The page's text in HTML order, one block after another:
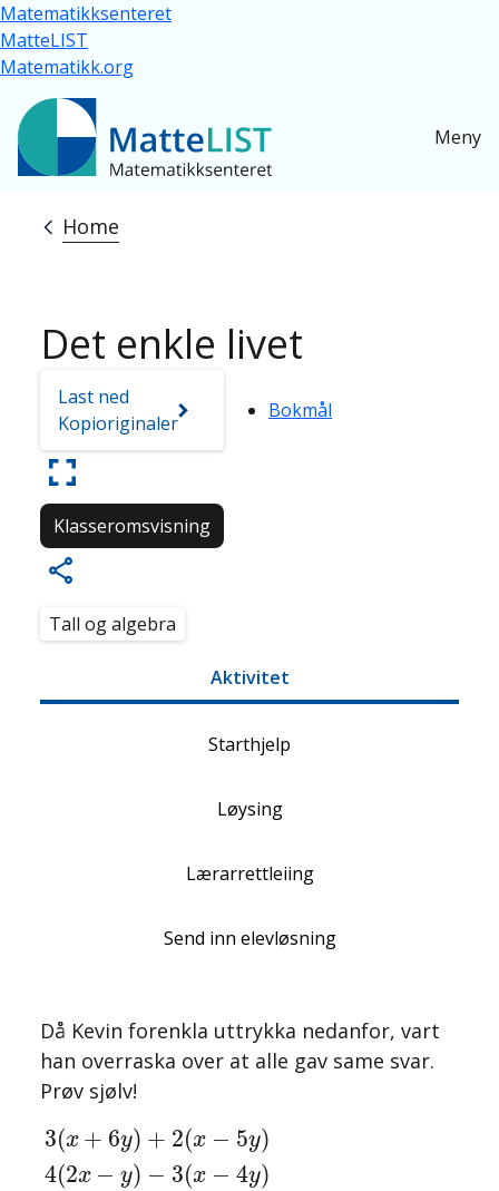
Skip to main content
Matematikksenteret
MatteLIST
Matematikk.org
Meny
Breadcrumb
Home
Det enkle livet
Last ned
Kopioriginaler
Bokmål
Klasseromsvisning
Tall og algebra
Aktivitet
Starthjelp
Løysing
Lærarrettleiing
Send inn elevløsning
Då Kevin forenkla uttrykka nedanfor, vart
han overraska over at alle gav same svar.
Prøv sjølv!
3(x + 6y) + 2(x − 5y)
4(2x − y) − 3(x − 4y)
3(x+ 6 y)+2 x −5y 2x−